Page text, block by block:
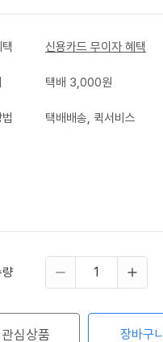
신용카드 무이자 혜택
택배 3,000원
택배배송, 퀵서비스
량
관심상품 장바구니